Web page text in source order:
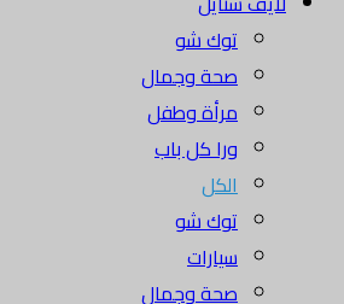
توك شو
صحة وجمال
مرأة وطفل
ورا كل باب
الكل
توك شو
سيارات
صحة وجمال